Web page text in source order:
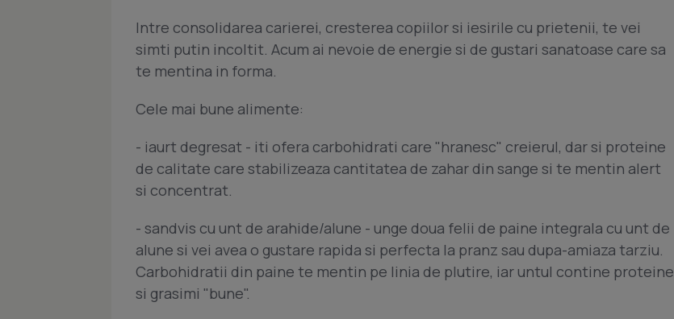
Intre consolidarea carierei, cresterea copiilor si iesirile cu prietenii, te vei
simti putin incoltit. Acum ai nevoie de energie si de gustari sanatoase care sa
te mentina in forma.
Cele mai bune alimente:
- iaurt degresat - iti ofera carbohidrati care "hranesc" creierul, dar si proteine
de calitate care stabilizeaza cantitatea de zahar din sange si te mentin alert
si concentrat.
- sandvis cu unt de arahide/alune - unge doua felii de paine integrala cu unt de
alune si vei avea o gustare rapida si perfecta la pranz sau dupa-amiaza tarziu.
Carbohidratii din paine te mentin pe linia de plutire, iar untul contine proteine
si grasimi "bune".